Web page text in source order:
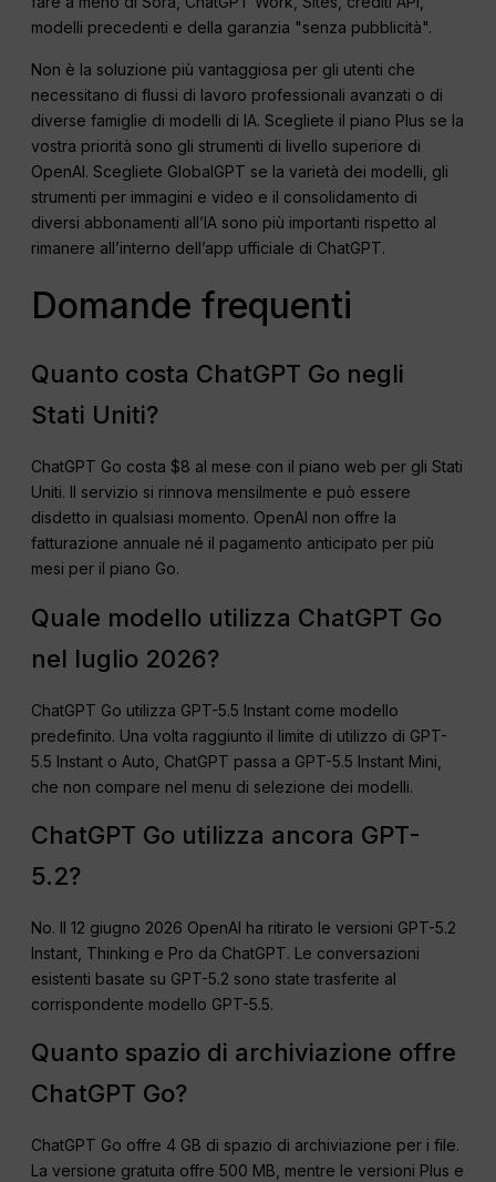
modelli precedenti e della garanzia "senza pubblicità".
Non è la soluzione più vantaggiosa per gli utenti che
necessitano di flussi di lavoro professionali avanzati o di
diverse famiglie di modelli di IA. Scegliete il piano Plus se la
vostra priorità sono gli strumenti di livello superiore di
OpenAI. Scegliete GlobalGPT se la varietà dei modelli, gli
strumenti per immagini e video e il consolidamento di
diversi abbonamenti all’IA sono più importanti rispetto al
rimanere all’interno dell’app ufficiale di ChatGPT.
Domande frequenti
Quanto costa ChatGPT Go negli
Stati Uniti?
ChatGPT Go costa $8 al mese con il piano web per gli Stati
Uniti. Il servizio si rinnova mensilmente e può essere
disdetto in qualsiasi momento. OpenAI non offre la
fatturazione annuale né il pagamento anticipato per più
mesi per il piano Go.
Quale modello utilizza ChatGPT Go
nel luglio 2026?
ChatGPT Go utilizza GPT-5.5 Instant come modello
predefinito. Una volta raggiunto il limite di utilizzo di GPT-
5.5 Instant o Auto, ChatGPT passa a GPT-5.5 Instant Mini,
che non compare nel menu di selezione dei modelli.
ChatGPT Go utilizza ancora GPT-
5.2?
No. Il 12 giugno 2026 OpenAI ha ritirato le versioni GPT-5.2
Instant, Thinking e Pro da ChatGPT. Le conversazioni
esistenti basate su GPT-5.2 sono state trasferite al
corrispondente modello GPT-5.5.
Quanto spazio di archiviazione offre
ChatGPT Go?
ChatGPT Go offre 4 GB di spazio di archiviazione per i file.
La versione gratuita offre 500 MB, mentre le versioni Plus e